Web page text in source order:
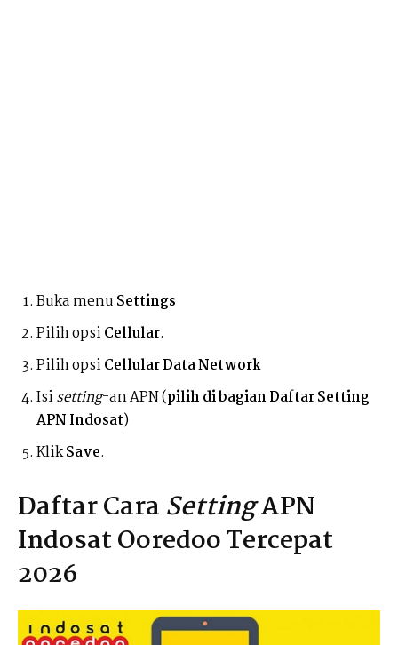
Buka menu Settings
Pilih opsiCellular.
Pilih opsiCellular Data Network
Isisetting-an APN (pilih di bagian Daftar Setting
APN Indosat)
KlikSave.
Daftar Cara SettingAPN
Indosat Ooredoo Tercepat
2026